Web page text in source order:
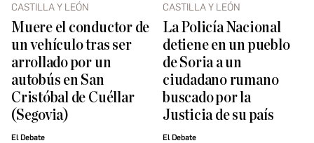
CASTILLA Y LEÓN
Muere el conductor de
un vehículo tras ser
arrollado por un
autobús en San
Cristóbal de Cuéllar
(Segovia)
El Debate
CASTILLA Y LEÓN
La Policía Nacional
detiene en un pueblo
de Soria a un
ciudadano rumano
buscado por la
Justicia de su país
El Debate